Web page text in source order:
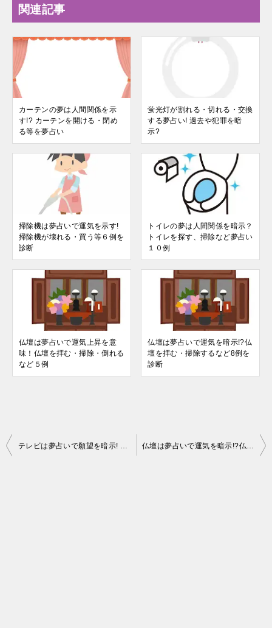
関連記事
カーテンの夢は人間関係を示
す!? カーテンを開ける・閉め
る等を夢占い
蛍光灯が割れる・切れる・交換
する夢占い! 過去や犯罪を暗
示?
掃除機は夢占いで運気を示す!
掃除機が壊れる・買う等６例を
診断
トイレの夢は人間関係を暗示？
トイレを探す、掃除など夢占い
１０例
仏壇は夢占いで運気上昇を意
味！仏壇を拝む・掃除・倒れる
など５例
仏壇は夢占いで運気を暗示!?仏
壇を拝む・掃除するなど8例を
診断
投
テレビは夢占いで願望を暗示! テレビを見る・買うなど9例を診断 仏壇は夢占いで運気を暗示!?仏壇を拝む・掃除するなど8例を診断